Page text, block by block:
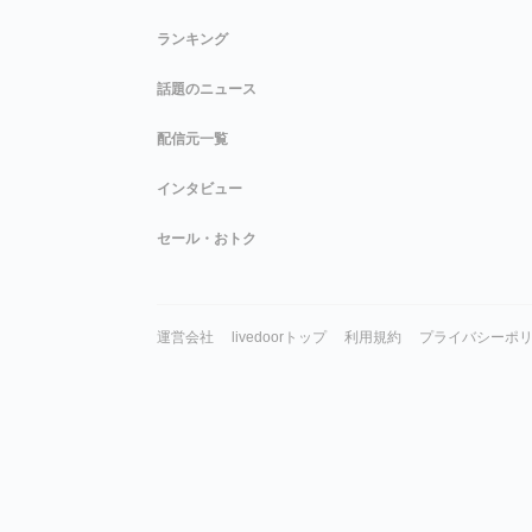
ランキング
話題のニュース
配信元一覧
インタビュー
セール・おトク
運営会社 livedoorトップ 利用規約 プライバシーポ